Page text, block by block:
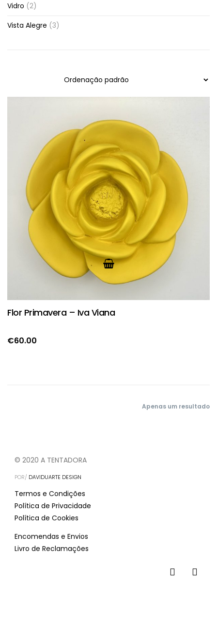
Vidro (2)
Vista Alegre (3)
Flor Primavera – Iva Viana
€60.00
Apenas um resultado
© 2020 A TENTADORA
POR/ DAVIDUARTE DESIGN
Termos e Condições
Política de Privacidade
Política de Cookies
Encomendas e Envios
Livro de Reclamações